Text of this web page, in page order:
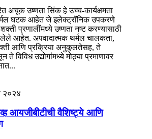
अचूक उष्णता सिंक हे उच्च-कार्यक्षमता
घटक आहेत जे इलेक्ट्रॉनिक उपकरणे
प्रणालींमध्ये उष्णता नष्ट करण्यासाठी
आहेत. अपवादात्मक थर्मल चालकता,
आणि प्रक्रिया अनुकूलतेसह, ते
ते विविध उद्योगांमध्ये मोठ्या प्रमाणावर
२०२४
आयजीबीटीची वैशिष्ट्ये आणि